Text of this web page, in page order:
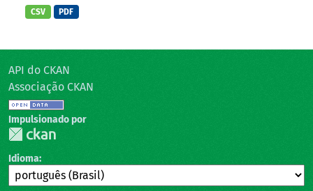
CSV PDF
API do CKAN
Associação CKAN
Impulsionado por
Idioma